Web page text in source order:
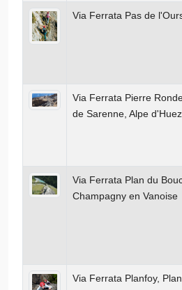
Via Ferrata Pas de
Via Ferrata Pierre
de Sarenne, Alpe d'Huez
Via Ferrata Plan du
Champagny en Vanoise
Via Ferrata Planfoy,